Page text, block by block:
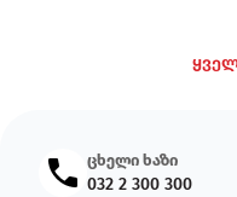
ცხელი ხაზი
032 2 300 300